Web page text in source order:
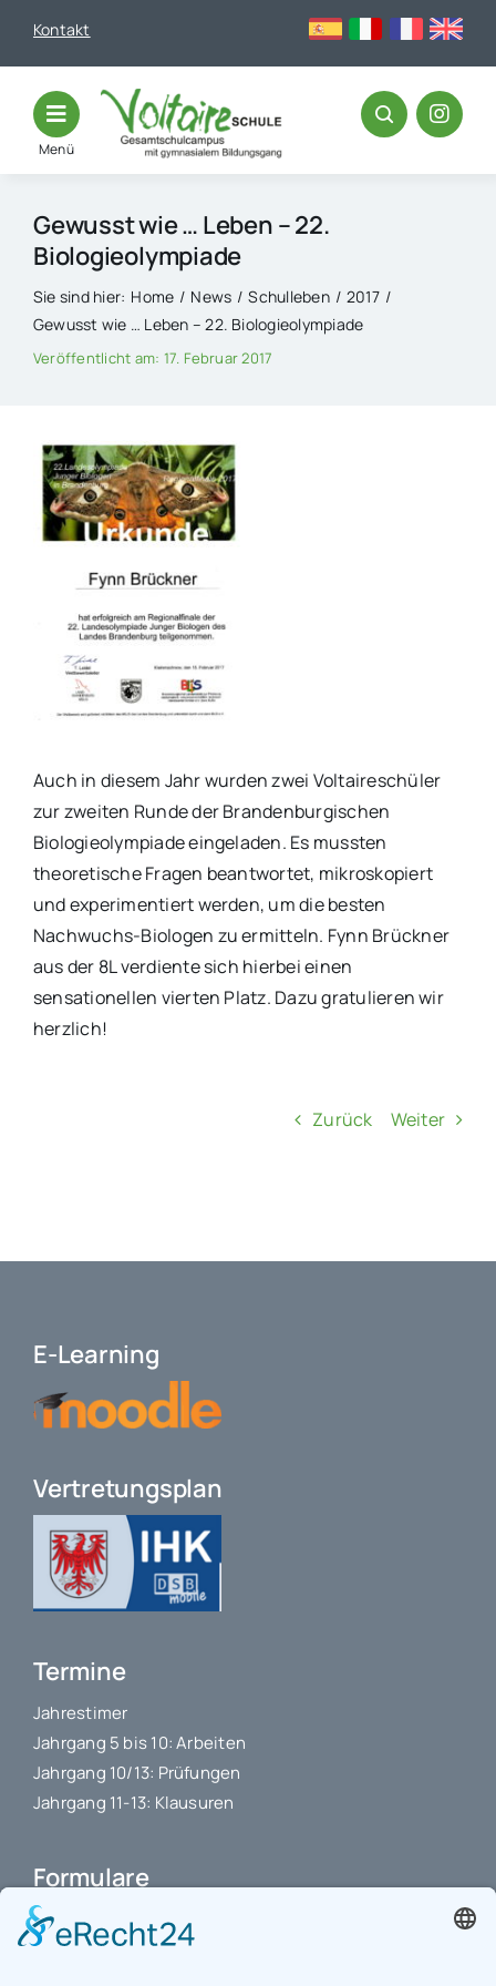
Kontakt
Menü
Gewusst wie … Leben – 22.
Biologieolympiade
Sie sind hier: Home News Schulleben
2017
Gewusst wie … Leben – 22. Biologieolympiade
Veröffentlicht am: 17. Februar 2017
Auch in diesem Jahr wurden zwei Voltaireschüler
zur zweiten Runde der Brandenburgischen
Biologieolympiade eingeladen. Es mussten
theoretische Fragen beantwortet, mikroskopiert
und experimentiert werden, um die besten
Nachwuchs-Biologen zu ermitteln. Fynn Brückner
aus der 8L verdiente sich hierbei einen
sensationellen vierten Platz. Dazu gratulieren wir
herzlich!
Zurück Weiter
E-Learning
Vertretungsplan
Termine
Jahrestimer
Jahrgang 5 bis 10: Arbeiten
Jahrgang 10/13: Prüfungen
Jahrgang 11-13: Klausuren
Formulare
Schulbuchkauf Schuljahr 2026-2027
Antrag auf Erstattung von Auslagen